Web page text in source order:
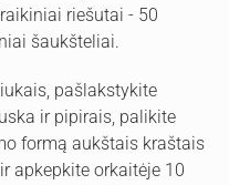
riešutai - 50
šaukšteliai.
pašlakstykite
ir pipirais, palikite
formą aukštais kraštais
apkepkite orkaitėje 10